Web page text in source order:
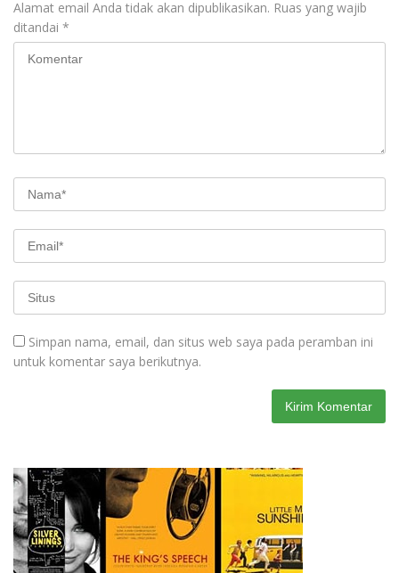
Alamat email Anda tidak akan dipublikasikan. Ruas yang wajib
ditandai *
Simpan nama, email, dan situs web saya pada peramban ini
untuk komentar saya berikutnya.